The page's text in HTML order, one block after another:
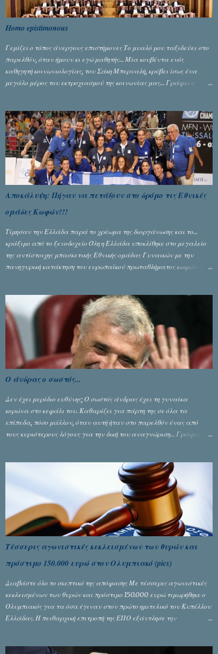
Homo epistimonous
Γεμίζει ο τόπος άνεργους επιστήμονες Το μυαλό μου ταξιδεύει στο
παρελθόν, όταν ήμουν κι εγώ μαθητής... Μία κουβέντα ενός
καθηγητή κοινωνιολογίας, του Σάκη Μπερναλή, κρύβει ίσως ένα
μεγάλο μέρος του εκτροχιασμού της κοινωνίας μας... Γράφει ο
Αποκάλυψη: Πήγαν να πετάξουν στο δρόμο τις Εθνικές
ομάδες Κωφών!!!
Τίμησαν την Ελλάδα παρά το χρέωμα της διοργάνωσης και το...
κράξιμο από το ξενοδοχείο Όλη η Ελλάδα υποκλίθηκε στο μεγαλείο
της αντίστοιχης μπασκετικής Εθνικής ομάδας Γυναικών με την
πανηγυρική κατάκτηση του ευρωπαϊκού πρωταθλήματος κωφών που
Ζέρβα με την πορεία τους που ολοκληρώθηκε με τη νίκη τους στον
τελικό επί της Λιθουανίας, υπάρχουν και τα δυσάρεστα. Τα πολύ
δυσάρεστα...
Ο άνδρας ο σωστός...
Δεν έχει μερίδιο ευθύνης; Ο σωστός άνδρας έχει τη γυναίκα
κορώνα στο κεφάλι του. Καθαρίζει για πάρτη της σε όλα τα
επίπεδα, πόσο μάλλον, όταν αυτή ήταν στο παρελθόν ένας από
τους κυριότερους λόγους για την δική του αναγνώριση... Γράφει ο
Τέσσερις αγωνιστικές κεκλεισμένων των θυρών και
πρόστιμο 150.000 ευρώ στον Ολυμπιακό (pics)
Διαβάστε όλο το σκεπτικό της απόφασης Με τέσσερις αγωνιστικές
κεκλεισμένων των θυρών και πρόστιμο 150.000 ευρώ τιμωρήθηκε ο
Ολυμπιακός για τα όσα έγιναν στον πρώτο ημιτελικό του Κυπέλλου
Ελλάδας. Η πειθαρχική επιτροπή της ΕΠΟ εξάντλησε την